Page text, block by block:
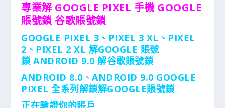
專業解 GOOGLE PIXEL 手機 GOOGLE
賬號鎖 谷歌賬號鎖
GOOGLE PIXEL 3、PIXEL 3 XL、PIXEL
2、PIXEL 2 XL 解GOOGLE 賬號
鎖 ANDROID 9.0 解谷歌賬號鎖
ANDROID 8.0、ANDROID 9.0 GOOGLE
PIXEL 全系列解鎖解GOOGLE賬號鎖